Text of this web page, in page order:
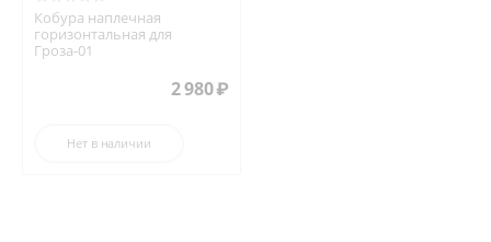
Кобура наплечная
горизонтальная для
Гроза-01
2 980₽
Нет в наличии